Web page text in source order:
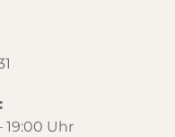
19:00 Uhr